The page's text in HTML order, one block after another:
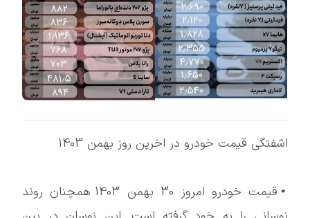
اشفتگی قیمت خودرو در اخرین روز بهمن 1403
▪️قیمت خودرو امروز 30 بهمن 1403 همچنان روند